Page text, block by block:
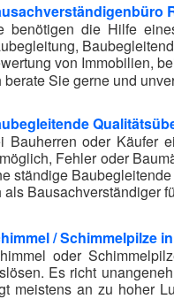
benötigen die Hilfe
von Immobilien,
berate Sie gerne und
Bauherren oder Käufer
Fehler oder
ständige
als Bausachverständiger
/ Schimmelpilze
oder
Es richt
meistens an zu hoher